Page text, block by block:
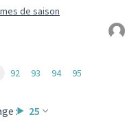
de saison
: 25
92 93 94 95